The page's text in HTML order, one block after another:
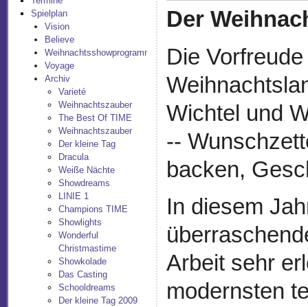
Spielplan
Vision
Believe
Weihnachtsshowprogramm
Voyage
Archiv
Varieté
Weihnachtszauber
The Best Of TIME
Weihnachtszauber
Der kleine Tag
Dracula
Weiße Nächte
Showdreams
LINIE 1
Champions TIME
Showlights
Wonderful
Christmastime
Showkolade
Das Casting
Schooldreams
Der kleine Tag 2009
Der
Die
Wichtel und
--
backen,
In diesem
Arbeit sehr
modernsten